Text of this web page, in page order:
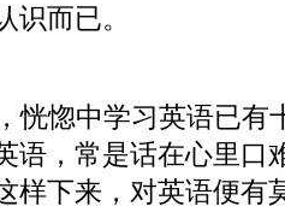
识而已。
恍惚中学习英语已有
语，常是话在心里口
样下来，对英语便有